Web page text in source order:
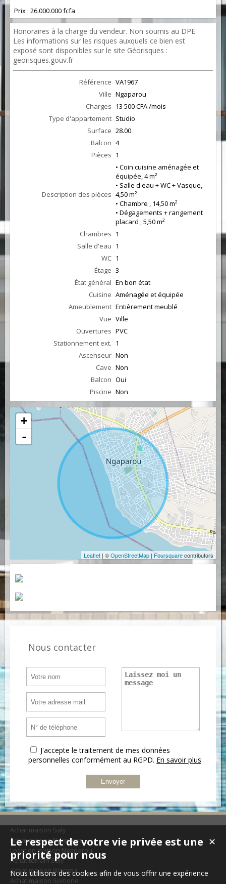
Prix : 26.000.000 fcfa
Honoraires à la charge du vendeur. Non soumis au DPE
Les informations sur les risques auxquels ce bien est
exposé sont disponibles sur le site Géorisques :
georisques.gouv.fr
Référence VA1967
Ville Ngaparou
Charges 13 500 CFA /mois
Type d'appartement Studio
Surface 28.00
Balcon 4
Pièces 1
Description des pièces
• Coin cuisine aménagée et
équipée, 4 m²
• Salle d'eau + WC + Vasque,
4,50 m²
• Chambre , 14,50 m²
• Dégagements + rangement
placard , 5,50 m²
Chambres 1
Salle d'eau 1
WC 1
Étage 3
État général En bon état
Cuisine Aménagée et équipée
Ameublement Entièrement meublé
Vue Ville
Ouvertures PVC
Stationnement ext. 1
Ascenseur Non
Cave Non
Balcon Oui
Piscine Non
+
-
Leaflet | ©OpenStreetMap | Foursquarecontributors
Nous contacter
J'accepte le traitement de mes données
personnelles conformément au RGPD. En savoir plus
Achat maison Saly
Achat maison Ngaparou
Location maison Ngaparou
Achat terrain Saly
Achat maison Warang
Achat maison Somone
✕
Le respect de votre vie privée est une
priorité pour nous
Nous utilisons des cookies afin de vous offrir une expérience